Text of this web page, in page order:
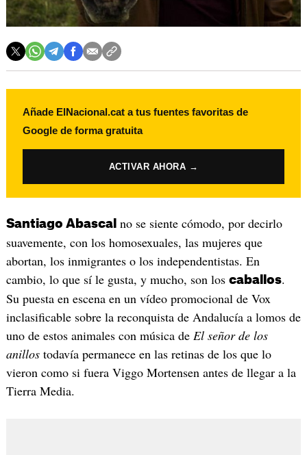
Añade ElNacional.cat a tus fuentes favoritas de
Google de forma gratuita
ACTIVAR AHORA →
Santiago Abascal no se siente cómodo, por decirlo
suavemente, con los homosexuales, las mujeres que
abortan, los inmigrantes o los independentistas. En
cambio, lo que sí le gusta, y mucho, son los caballos.
Su puesta en escena en un vídeo promocional de Vox
inclasificable sobre la reconquista de Andalucía a lomos de
uno de estos animales con música de El señor de los
anillostodavía permanece en las retinas de los que lo
vieron como si fuera Viggo Mortensen antes de llegar a la
Tierra Media.